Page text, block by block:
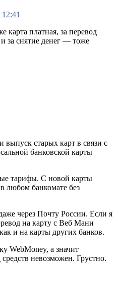
карта платная, за перевод
за снятие денег — тоже
выпуск старых карт в связи с
банковской карты
тарифы. С новой карты
любом банкомате без
через Почту России. Если я
на карту с Веб Мани
и на карты других банков.
WebMoney, а значит
невозможен. Грустно.